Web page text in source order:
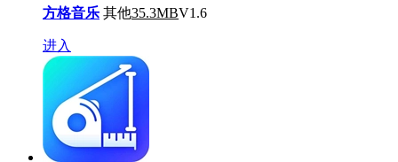
方格音乐 其他35.3MBV1.6
进入